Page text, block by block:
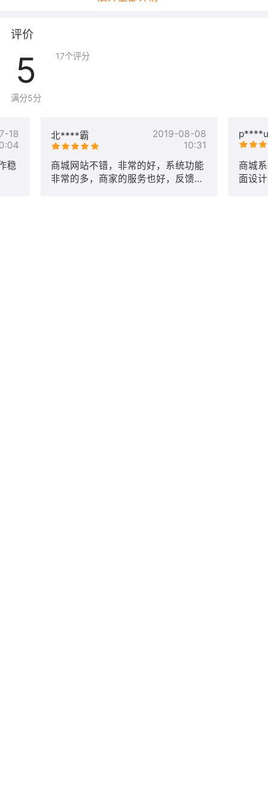
评价
5
满分5分
17个评分
北****霸
2019-08-08
10:31
商城网站不错，非常的好，系统功能
非常的多，商家的服务也好，反馈啥
p****u
商城
面设
18
稳